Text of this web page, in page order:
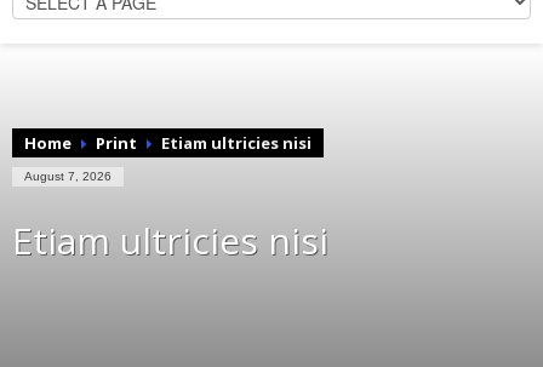
Home Print Etiam ultricies nisi
August 7, 2026
Etiam ultricies nisi